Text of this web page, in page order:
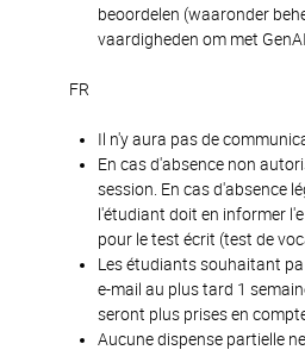
beoordelen (waaronder
vaardigheden om met
FR
Il n'y aura pas de
En cas d'absence non
session. En cas d'absence
l'étudiant doit en informer
pour le test écrit (test de
Les étudiants souhaitant
e-mail au plus tard 1
seront plus prises en
Aucune dispense partielle